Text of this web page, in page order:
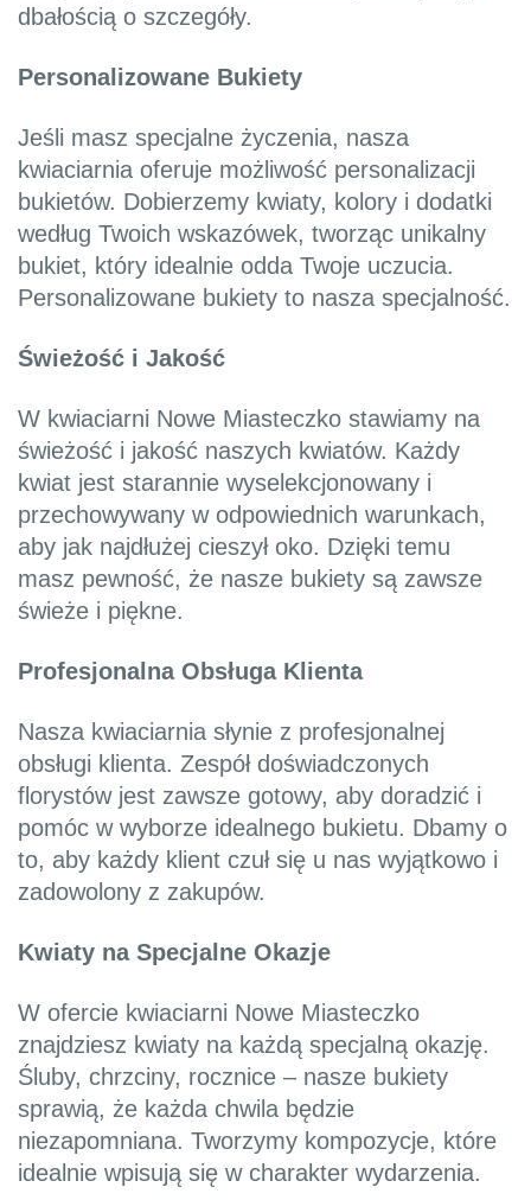
dbałością o szczegóły.
Personalizowane Bukiety
Jeśli masz specjalne życzenia, nasza
kwiaciarnia oferuje możliwość personalizacji
bukietów. Dobierzemy kwiaty, kolory i dodatki
według Twoich wskazówek, tworząc unikalny
bukiet, który idealnie odda Twoje uczucia.
Personalizowane bukiety to nasza specjalność.
Świeżość i Jakość
W kwiaciarni Nowe Miasteczko stawiamy na
świeżość i jakość naszych kwiatów. Każdy
kwiat jest starannie wyselekcjonowany i
przechowywany w odpowiednich warunkach,
aby jak najdłużej cieszył oko. Dzięki temu
masz pewność, że nasze bukiety są zawsze
świeże i piękne.
Profesjonalna Obsługa Klienta
Nasza kwiaciarnia słynie z profesjonalnej
obsługi klienta. Zespół doświadczonych
florystów jest zawsze gotowy, aby doradzić i
pomóc w wyborze idealnego bukietu. Dbamy o
to, aby każdy klient czuł się u nas wyjątkowo i
zadowolony z zakupów.
Kwiaty na Specjalne Okazje
W ofercie kwiaciarni Nowe Miasteczko
znajdziesz kwiaty na każdą specjalną okazję.
Śluby, chrzciny, rocznice – nasze bukiety
sprawią, że każda chwila będzie
niezapomniana. Tworzymy kompozycje, które
idealnie wpisują się w charakter wydarzenia.